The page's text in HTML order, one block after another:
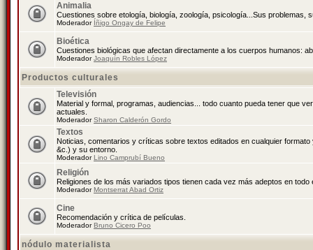
Animalia
Cuestiones sobre etología, biología, zoología, psicología...Sus problemas,
Moderador Íñigo Ongay de Felipe
Bioética
Cuestiones biológicas que afectan directamente a los cuerpos humanos:
ModeradorJoaquín Robles López
Productos culturales
Televisión
Material y formal, programas, audiencias... todo cuanto pueda tener que
actuales.
ModeradorSharon Calderón Gordo
Textos
Noticias, comentarios y críticas sobre textos editados en cualquier
&c.) y su entorno.
ModeradorLino Camprubí Bueno
Religión
Religiones de los más variados tipos tienen cada vez más adeptos en todo
ModeradorMontserrat Abad Ortiz
Cine
Recomendación y crítica de películas.
ModeradorBruno Cicero Poo
nódulo materialista